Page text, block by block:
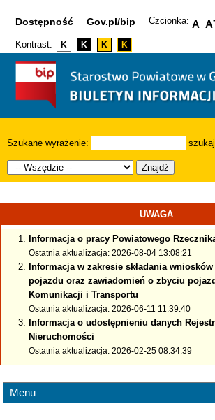
Dostępność Gov.pl/bip Czcionka: A A
Kontrast: K K K K
Szukane wyrażenie:
Znajdź
UWAGA
Informacja o pracy Powiatowego
Ostatnia aktualizacja: 2026-08-04 13:08:21
Informacja w zakresie składania
pojazdu oraz zawiadomień o zbyciu
Komunikacji i Transportu
Ostatnia aktualizacja: 2026-06-11 11:39:40
Informacja o udostępnieniu danych
Nieruchomości
Ostatnia aktualizacja: 2026-02-25 08:34:39